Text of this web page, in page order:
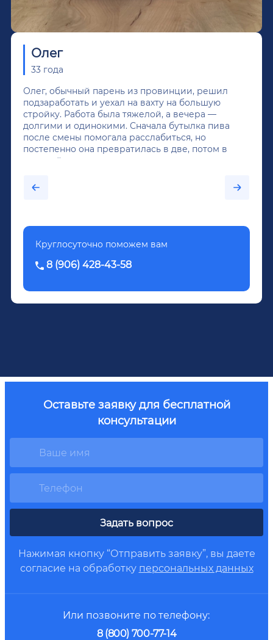
Олег
33 года
Олег, обычный парень из провинции, решил
подзаработать и уехал на вахту на большую
стройку. Работа была тяжелой, а вечера —
долгими и одинокими. Сначала бутылка пива
после смены помогала расслабиться, но
постепенно она превратилась в две, потом в
крепкий алкоголь, и вот он уже пил почти
было назначено кодирование по методу
Довженко.
Круглосуточно поможем вам
8 (906) 428-43-58
Оставьте заявку для бесплатной
консультации
Задать вопрос
Нажимая кнопку “Отправить заявку”, вы даете
согласие на обработку персональных данных
Или позвоните по телефону:
8 (800) 700-77-14